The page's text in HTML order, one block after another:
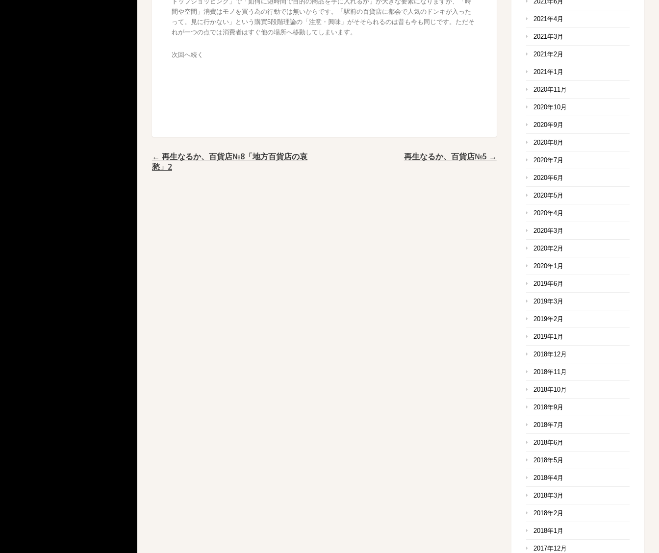
間や空間」消費はモノを買う為の行動では無いからです。「駅前の百貨店に都会で人気のドンキが入った
って。見に行かない」という購買5段階理論の「注意・興味」がそそられるのは昔も今も同じです。ただそ
れが一つの点では消費者はすぐ他の場所へ移動してしまいます。
次回へ続く
再生なるか、百貨店№5 →
← 再生なるか、百貨店№8「地方百貨店の哀
愁」2
2021年4月
2021年3月
2021年2月
2021年1月
2020年11月
2020年10月
2020年9月
2020年8月
2020年7月
2020年6月
2020年5月
2020年4月
2020年3月
2020年2月
2020年1月
2019年6月
2019年3月
2019年2月
2019年1月
2018年12月
2018年11月
2018年10月
2018年9月
2018年7月
2018年6月
2018年5月
2018年4月
2018年3月
2018年2月
2018年1月
2017年12月